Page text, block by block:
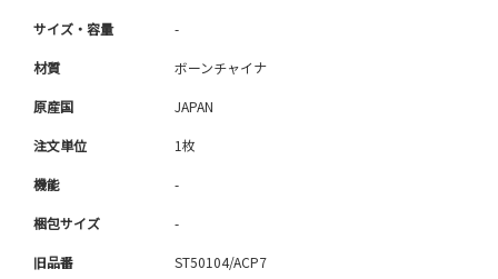
サイズ・容量 -
材質 ボーンチャイナ
原産国 JAPAN
注文単位 1枚
機能 -
梱包サイズ -
旧品番 ST50104/ACP7